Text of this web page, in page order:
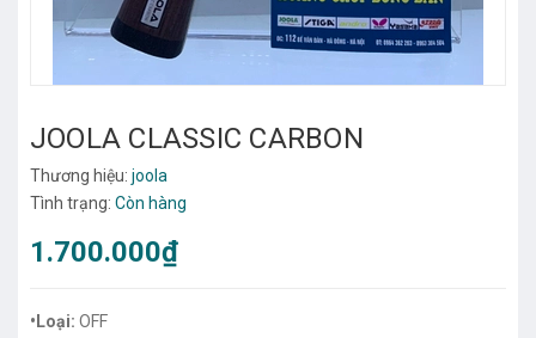
JOOLA CLASSIC CARBON
Thương hiệu: joola
Tình trạng: Còn hàng
1.700.000₫
•Loại: OFF